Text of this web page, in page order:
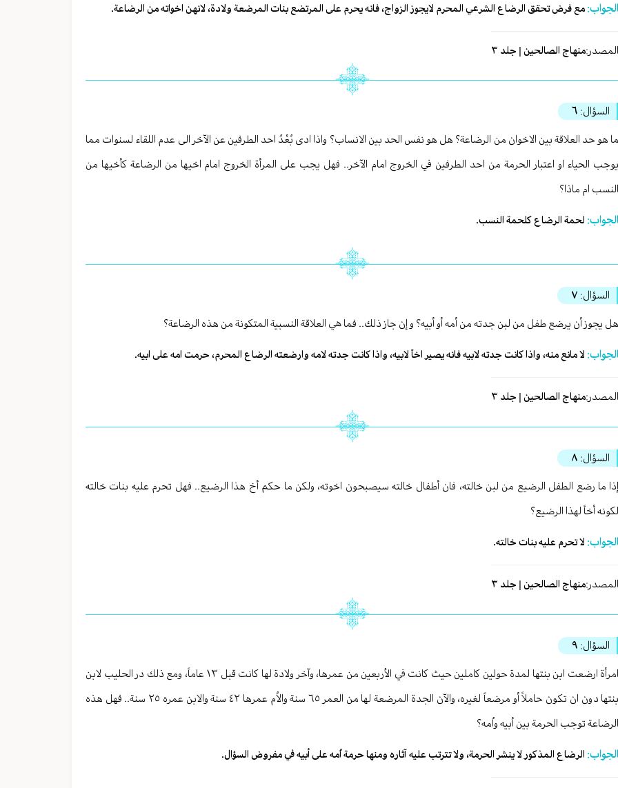
الجواب: مع فرض تحقق الرضاع الشرعي المحرم لايجوز الزواج، فانه يحرم على المرتضع بنات المرضعة ولادة، لانهن اخواته من الرضاعة.
المصدر:منهاج الصالحين | جلد ٣
السؤال: ٦
ما هو حد العلاقة بين الاخوان من الرضاعة؟ هل هو نفس الحد بين الانساب؟ واذا ادى بُعْدُ احد الطرفين عن الآخر الى عدم اللقاء لسنوات مما
يوجب الحياء او اعتبار الحرمة من احد الطرفين في الخروج امام الآخر.. فهل يجب على المرأة الخروج امام اخيها من الرضاعة كأخيها من
النسب ام ماذا؟
الجواب: لحمة الرضاع كلحمة النسب.
السؤال: ٧
هل يجوز أن يرضع طفل من لبن جدته من أمه أو أبيه؟ و إن جاز ذلك.. فما هي العلاقة النسبية المتكونة من هذه الرضاعة؟
الجواب: لا مانع منه، واذا كانت جدته لابيه فانه يصير اخاً لابيه، واذا كانت جدته لامه وارضعته الرضاع المحرم، حرمت امه على ابيه.
المصدر:منهاج الصالحين | جلد ٣
السؤال: ٨
إذا ما رضع الطفل الرضيع من لبن خالته، فان أطفال خالته سيصبحون اخوته، ولكن ما حكم أخ هذا الرضيع.. فهل تحرم عليه بنات خالته
لكونه أخاً لهذا الرضيع؟
الجواب: لا تحرم عليه بنات خالته.
المصدر:منهاج الصالحين | جلد ٣
السؤال: ٩
امرأة ارضعت ابن بنتها لمدة حولين كاملين حيث كانت في الأربعين من عمرها، وآخر ولادة لها كانت قبل ١٣ عاماً، ومع ذلك در الحليب لابن
بنتها دون ان تكون حاملاً أو مرضعاً لغيره، والآن الجدة المرضعة لها من العمر ٦٥ سنة والاُم عمرها ٤٢ سنة والابن عمره ٢٥ سنة.. فهل هذه
الرضاعة توجب الحرمة بين أبيه واُمه؟
الجواب: الرضاع المذكور لا ينشر الحرمة، ولا تترتب عليه آثاره ومنها حرمة اُمه على أبيه في مفروض السؤال.